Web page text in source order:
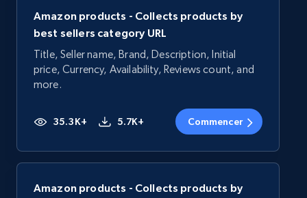
Amazon products - Collects products by
best sellers category URL
Title, Seller name, Brand, Description, Initial
price, Currency, Availability, Reviews count, and
more.
35.3K+ 5.7K+ Commencer
Amazon products - Collects products by